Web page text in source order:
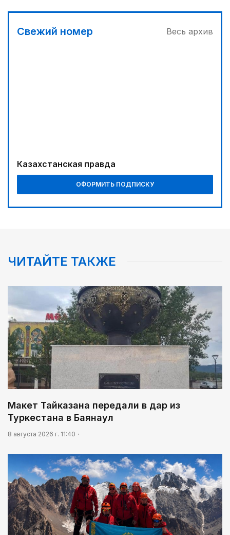
Свежий номер Весь архив
Казахстанская правда
ОФОРМИТЬ ПОДПИСКУ
ЧИТАЙТЕ ТАКЖЕ
Макет Тайказана передали в дар из
Туркестана в Баянаул
8 августа 2026 г. 11:40